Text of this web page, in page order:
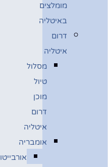
מומלצים
באיטליה
דרום
איטליה
מסלול
טיול
מוכן
דרום
איטליה
אומבריה
אורבייטו